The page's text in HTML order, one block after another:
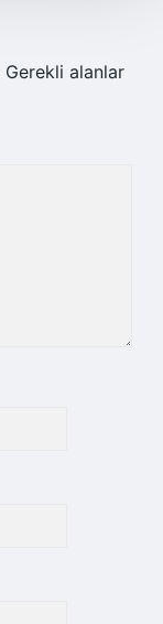
Gerekli alanlar